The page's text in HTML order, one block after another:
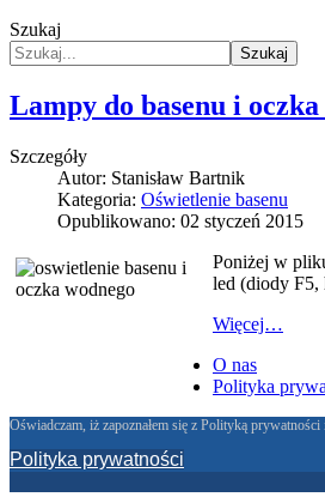
Szukaj
Szukaj
Lampy do basenu i oczka
Szczegóły
Autor: Stanisław Bartnik
Kategoria: Oświetlenie basenu
Opublikowano: 02 styczeń 2015
Poniżej w
led (diody F5,
Więcej…
O nas
Polityka
Oświadczam, iż zapoznałem się z Polityką
Polityka prywatności